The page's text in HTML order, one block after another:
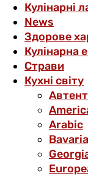
Кулінарні
News
Здорове
Кулінарна
Страви
Кухні світу
Arabic